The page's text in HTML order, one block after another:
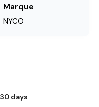
30 days
Marque
NYCO